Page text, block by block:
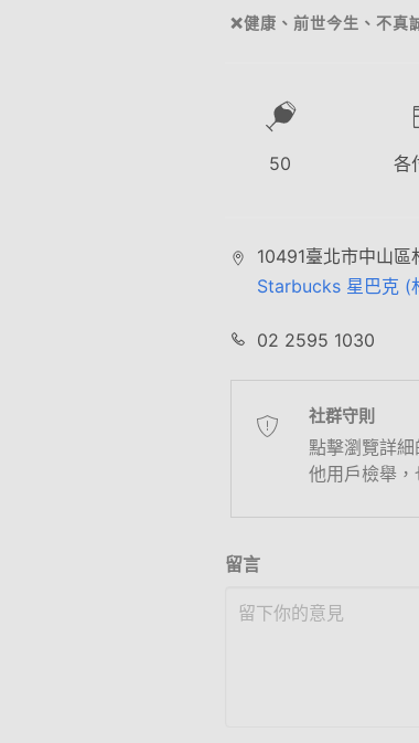
❌健康、前世今生、不真
50 各
10491臺北市中山
Starbucks 星巴克 (
02 2595 1030
社群守則
點擊瀏覽詳
他用戶檢舉
留言